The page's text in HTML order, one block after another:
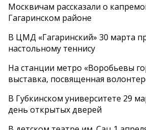
Москвичам рассказали о
Гагаринском районе
В ЦМД «Гагаринский» 30 марта
настольному теннису
На станции метро «Воробьевы
выставка, посвященная
В Губкинском университете 29
день открытых дверей